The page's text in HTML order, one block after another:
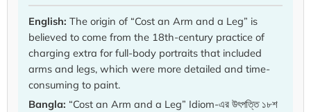
English: The origin of “Cost an Arm and a Leg” is
believed to come from the 18th-century practice of
charging extra for full-body portraits that included
arms and legs, which were more detailed and time-
consuming to paint.
Bangla: “Cost an Arm and a Leg” Idiom-এর উৎপত্তি ১৮শ